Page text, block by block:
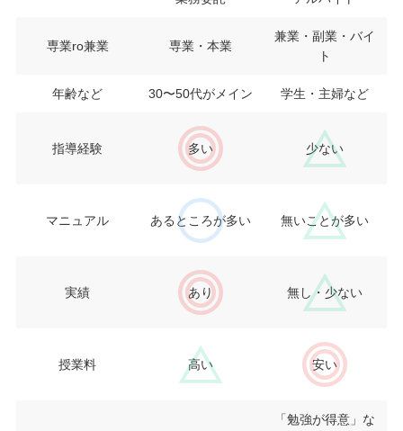
専業ro兼業 専業・本業
兼業・副業・バイ
ト
年齢など 30〜50代がメイン 学生・主婦など
指導経験 多い 少ない
マニュアル あるところが多い 無いことが多い
実績 あり 無し・少ない
授業料 高い 安い
「勉強が得意」な